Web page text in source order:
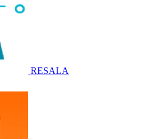
RESALA